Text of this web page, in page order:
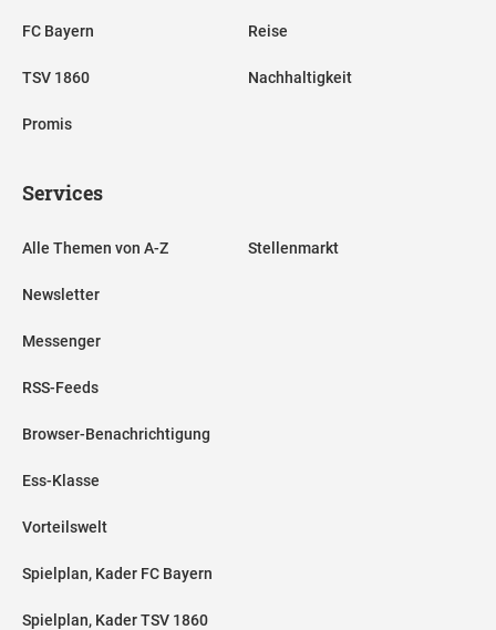
FC Bayern
TSV 1860
Promis
Reise
Nachhaltigkeit
Services
Alle Themen von A-Z
Newsletter
Messenger
RSS-Feeds
Browser-Benachrichtigung
Ess-Klasse
Vorteilswelt
Spielplan, Kader FC Bayern
Spielplan, Kader TSV 1860
Stellenmarkt